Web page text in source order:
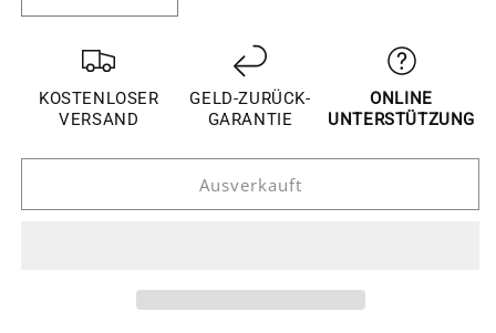
die
Menge
Toyota
C-
Silikon
Schlüssel
die
Toyota
Silikon
Schlüssel
KOSTENLOSER
VERSAND
GELD-ZURÜCK-
GARANTIE
ONLINE
UNTERSTÜTZUNG
Ausverkauft